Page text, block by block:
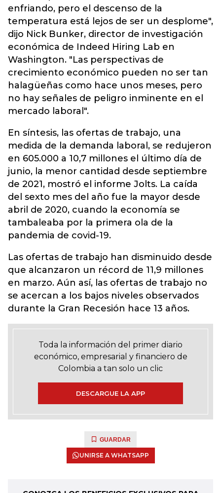
enfriando, pero el descenso de la
temperatura está lejos de ser un desplome",
dijo Nick Bunker, director de investigación
económica de Indeed Hiring Lab en
Washington. "Las perspectivas de
crecimiento económico pueden no ser tan
halagüeñas como hace unos meses, pero
no hay señales de peligro inminente en el
mercado laboral".
En síntesis, las ofertas de trabajo, una
medida de la demanda laboral, se redujeron
en 605.000 a 10,7 millones el último día de
junio, la menor cantidad desde septiembre
de 2021, mostró el informe Jolts. La caída
del sexto mes del año fue la mayor desde
abril de 2020, cuando la economía se
tambaleaba por la primera ola de la
pandemia de covid-19.
Las ofertas de trabajo han disminuido desde
que alcanzaron un récord de 11,9 millones
en marzo. Aún así, las ofertas de trabajo no
se acercan a los bajos niveles observados
durante la Gran Recesión hace 13 años.
Toda la información del primer diario
económico, empresarial y financiero de
Colombia a tan solo un clic
DESCARGUE LA APP
GUARDAR
UNIRSE A WHATSAPP